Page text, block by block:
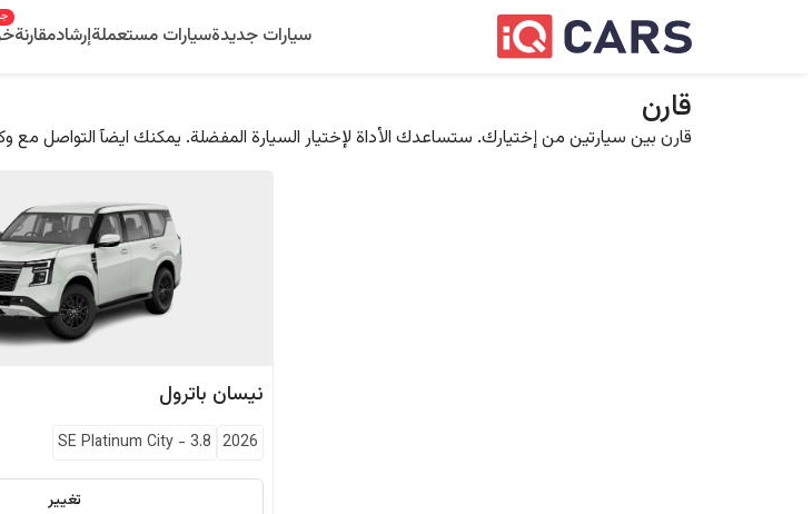
سيارات جديدةسيارات مستعملةإرشادمقارنة
قارن
قارن بين سيارتين من إختيارك. ستساعدك الأداة لإختيار السيارة المفضلة. يمكنك ايضآ التواصل مع
نيسان باترول
2026
SE Platinum City - 3.8
تغيير